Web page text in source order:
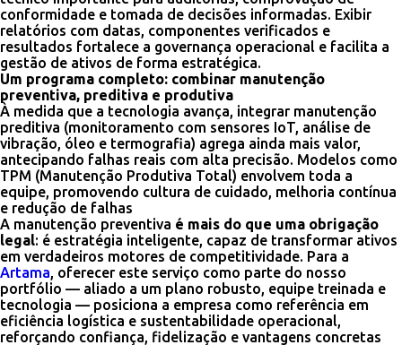
conformidade e tomada de decisões informadas. Exibir
relatórios com datas, componentes verificados e
resultados fortalece a governança operacional e facilita a
gestão de ativos de forma estratégica.
Um programa completo: combinar manutenção
preventiva, preditiva e produtiva
À medida que a tecnologia avança, integrar manutenção
preditiva (monitoramento com sensores IoT, análise de
vibração, óleo e termografia) agrega ainda mais valor,
antecipando falhas reais com alta precisão. Modelos como
TPM (Manutenção Produtiva Total) envolvem toda a
equipe, promovendo cultura de cuidado, melhoria contínua
e redução de falhas
A manutenção preventiva é mais do que uma obrigação
legal: é estratégia inteligente, capaz de transformar ativos
em verdadeiros motores de competitividade. Para a
Artama, oferecer este serviço como parte do nosso
portfólio — aliado a um plano robusto, equipe treinada e
tecnologia — posiciona a empresa como referência em
eficiência logística e sustentabilidade operacional,
reforçando confiança, fidelização e vantagens concretas